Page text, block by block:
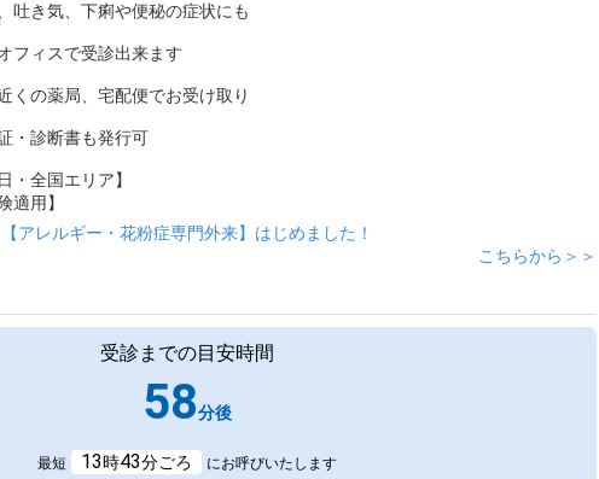
吐き気、下痢や便秘の症状にも
フィスで受診出来ます
くの薬局、宅配便でお受け取り
・診断書も発行可
・全国エリア】
適用】
【アレルギー・花粉症専門外来】はじめました！
こちらから＞＞
受診までの目安時間
58分後
最短 13時43分ごろ にお呼びいたします